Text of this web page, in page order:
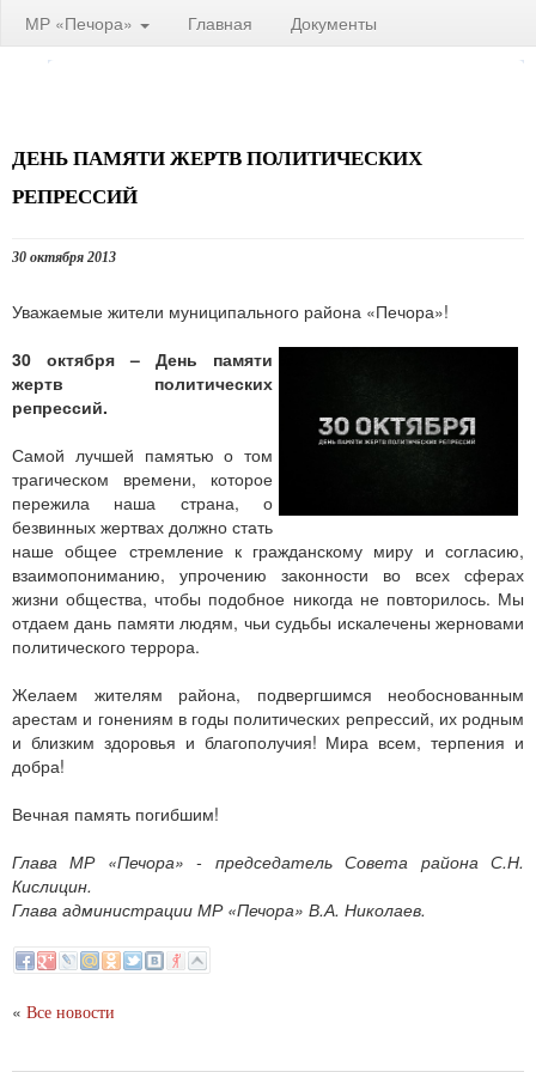
МР «Печора» Главная Документы
ДЕНЬ ПАМЯТИ ЖЕРТВ ПОЛИТИЧЕСКИХ
РЕПРЕССИЙ
30 октября 2013
Уважаемые жители муниципального района «Печора»!
30 октября – День памяти
жертв политических
репрессий.
Самой лучшей памятью о том
трагическом времени, которое
пережила наша страна, о
безвинных жертвах должно стать
наше общее стремление к гражданскому миру и согласию,
взаимопониманию, упрочению законности во всех сферах
жизни общества, чтобы подобное никогда не повторилось. Мы
отдаем дань памяти людям, чьи судьбы искалечены жерновами
политического террора.
Желаем жителям района, подвергшимся необоснованным
арестам и гонениям в годы политических репрессий, их родным
и близким здоровья и благополучия! Мира всем, терпения и
добра!
Вечная память погибшим!
Глава МР «Печора» - председатель Совета района С.Н.
Кислицин.
Глава администрации МР «Печора» В.А. Николаев.
« Все новости